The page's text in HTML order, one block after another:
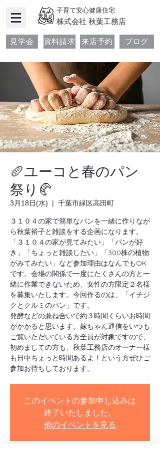
子育て安心健康住宅
​株式会社 秋葉工務店
見学会 資料請求 来店予約 ブログ
🥖ユーコと春のパン
祭り🥐
3月18日(水)
  |
千葉市緑区高田町
３１０４の家で簡単なパンを一緒に作りなが
ら秋葉裕子と雑談をする企画になります。
「３１０４の家が見てみたい」「パンが好
き」「ちょっと雑談したい」「300株の植物
がみてみたい」など参加理由はなんでもOK
です。会場の関係で一度にたくさんの方と一
緒に作業できないため、女性の方限定２名様
を募集いたします。今回作るのは、「イチジ
クとクルミのパン」です。
発酵などの兼ね合いで約３時間くらいお時間
がかかると思います。嫁ちゃん通信をいつも
ご覧いただいている方全員が対象ですので、
初めましての方も、秋葉工務店のオーナー様
も日中ちょっと時間あるよ！という方ぜひご
参加お待ちしております。
このイベントの参加申し込みは
終了いたしました。
他のイベントを見る